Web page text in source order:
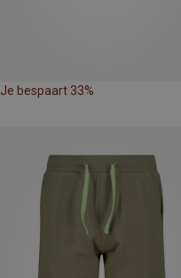
Je bespaart 33%